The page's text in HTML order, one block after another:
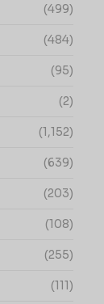
(499)
(484)
(95)
(2)
(1,152)
(639)
(203)
(108)
(255)
(111)